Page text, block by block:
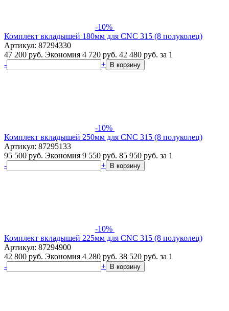
-10%
Комплект вкладышей 180мм для CNC 315 (8 полуколец)
Артикул: 87294330
47 200 руб. Экономия 4 720 руб. 42 480 руб. за 1
-
+ В корзину
-10%
Комплект вкладышей 250мм для CNC 315 (8 полуколец)
Артикул: 87295133
95 500 руб. Экономия 9 550 руб. 85 950 руб. за 1
-
+ В корзину
-10%
Комплект вкладышей 225мм для CNC 315 (8 полуколец)
Артикул: 87294900
42 800 руб. Экономия 4 280 руб. 38 520 руб. за 1
-
+ В корзину